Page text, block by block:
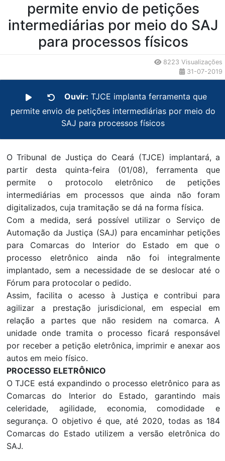
permite envio de petições
intermediárias por meio do SAJ
para processos físicos
8223 Visualizações
31-07-2019
Ouvir: TJCE implanta ferramenta que
permite envio de petições intermediárias por meio do
SAJ para processos físicos
O Tribunal de Justiça do Ceará (TJCE) implantará, a
partir desta quinta-feira (01/08), ferramenta que
permite o protocolo eletrônico de petições
intermediárias em processos que ainda não foram
digitalizados, cuja tramitação se dá na forma física.
Com a medida, será possível utilizar o Serviço de
Automação da Justiça (SAJ) para encaminhar petições
para Comarcas do Interior do Estado em que o
processo eletrônico ainda não foi integralmente
implantado, sem a necessidade de se deslocar até o
Fórum para protocolar o pedido.
Assim, facilita o acesso à Justiça e contribui para
agilizar a prestação jurisdicional, em especial em
relação a partes que não residem na comarca. A
unidade onde tramita o processo ficará responsável
por receber a petição eletrônica, imprimir e anexar aos
autos em meio físico.
PROCESSO ELETRÔNICO
O TJCE está expandindo o processo eletrônico para as
Comarcas do Interior do Estado, garantindo mais
celeridade, agilidade, economia, comodidade e
segurança. O objetivo é que, até 2020, todas as 184
Comarcas do Estado utilizem a versão eletrônica do
SAJ.